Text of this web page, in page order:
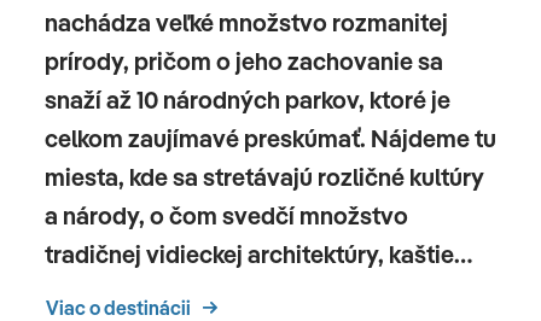
nachádza veľké množstvo rozmanitej
prírody, pričom o jeho zachovanie sa
snaží až 10 národných parkov, ktoré je
celkom zaujímavé preskúmať. Nájdeme tu
miesta, kde sa stretávajú rozličné kultúry
a národy, o čom svedčí množstvo
tradičnej vidieckej architektúry, kaštie…
Viac o destinácii